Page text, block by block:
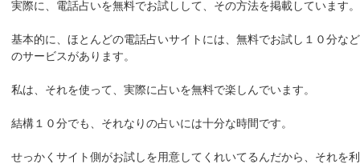
実際に、電話占いを無料でお試しして、その方法を掲載しています。
基本的に、ほとんどの電話占いサイトには、無料でお試し１０分など
のサービスがあります。
私は、それを使って、実際に占いを無料で楽しんでいます。
結構１０分でも、それなりの占いには十分な時間です。
せっかくサイト側がお試しを用意してくれいてるんだから、それを利